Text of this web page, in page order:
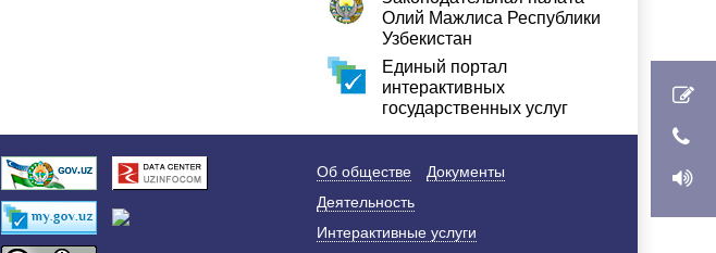
Олий Мажлиса Республики
Узбекистан
Единый портал
интерактивных
государственных услуг
Об обществе
Документы
Деятельность
Интерактивные услуги